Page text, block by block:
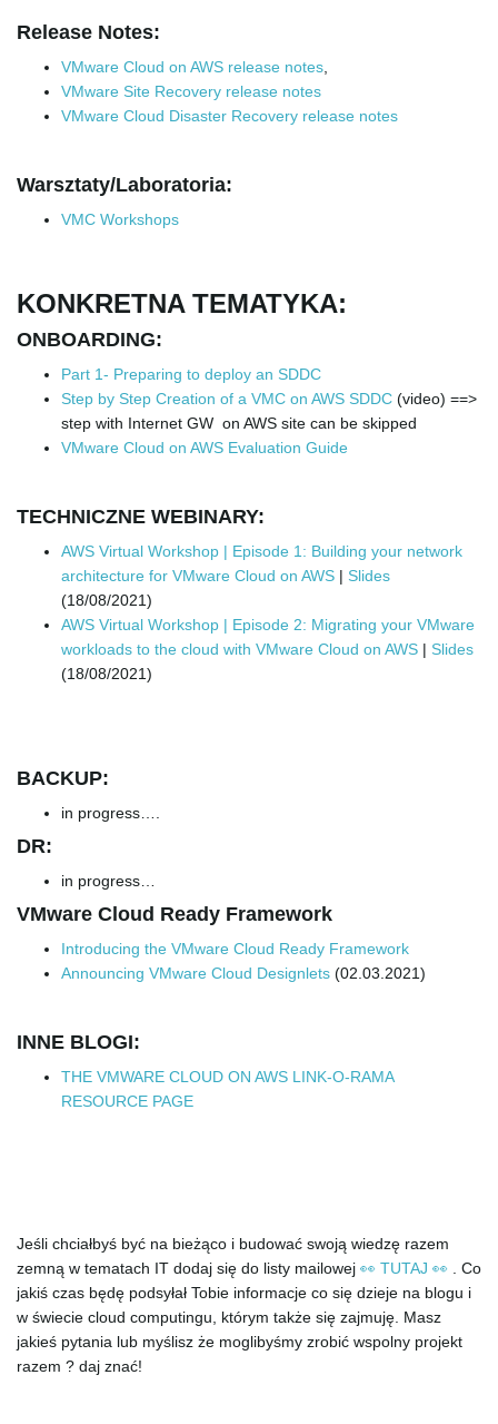
Release Notes:
VMware Cloud on AWS release notes
VMware Site Recovery release notes
VMware Cloud Disaster Recovery release notes
Warsztaty/Laboratoria:
VMC Workshops
KONKRETNA TEMATYKA:
ONBOARDING:
Part 1- Preparing to deploy an SDDC
Step by Step Creation of a VMC on AWS SDDC (video) ==>
step with Internet GW on AWS site can be skipped
VMware Cloud on AWS Evaluation Guide
TECHNICZNE WEBINARY:
AWS Virtual Workshop | Episode 1: Building your network
architecture for VMware Cloud on AWS | Slides
(18/08/2021)
AWS Virtual Workshop | Episode 2: Migrating your VMware
workloads to the cloud with VMware Cloud on AWS | Slides
(18/08/2021)
BACKUP:
in progress….
DR:
in progress…
VMware Cloud Ready Framework
Introducing the VMware Cloud Ready Framework
Announcing VMware Cloud Designlets (02.03.2021)
INNE BLOGI:
THE VMWARE CLOUD ON AWS LINK-O-RAMA
RESOURCE PAGE
Jeśli chciałbyś być na bieżąco i budować swoją wiedzę razem
zemną w tematach IT dodaj się do listy mailowej 👀 TUTAJ 👀
. Co
jakiś czas będę podsyłał Tobie informacje co się dzieje na blogu i
w świecie cloud computingu, którym także się zajmuję. Masz
jakieś pytania lub myślisz że moglibyśmy zrobić wspolny projekt
razem ? daj znać!